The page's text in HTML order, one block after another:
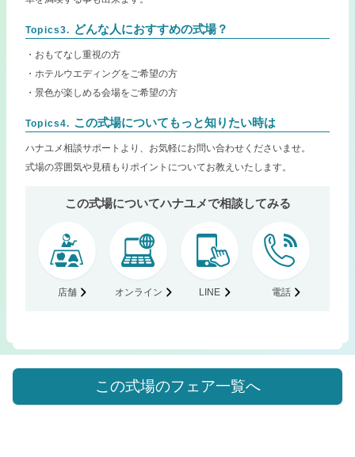
Topics3. どんな人におすすめの式場？
・おもてなし重視の方
・ホテルウエディングをご希望の方
・景色が楽しめる会場をご希望の方
Topics4. この式場についてもっと知りたい時は
ハナユメ相談サポートより、お気軽にお問い合わせくださいませ。
式場の雰囲気や見積もりポイントについてお教えいたします。
この式場についてハナユメで相談してみる
店舗 オンライン LINE 電話
この式場のフェア一覧へ